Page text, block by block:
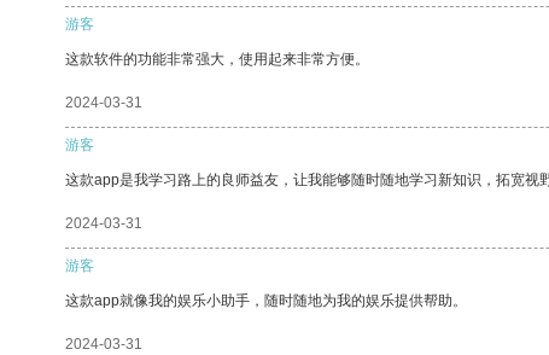
游客
这款软件的功能非常强大，使用起来非常方便。
2024-03-31
游客
这款app是我学习路上的良师益友，让我能够随时随地学习新知识，拓宽视野
2024-03-31
游客
这款app就像我的娱乐小助手，随时随地为我的娱乐提供帮助。
2024-03-31